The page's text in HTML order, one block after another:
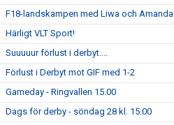
F18-landskampen med Liwa och Amanda
Härligt VLT Sport!
Suuuuur förlust i derbyt....
Förlust i Derbyt mot GIF med 1-2
Gameday - Ringvallen 15.00
Dags för derby - söndag 28 kl. 15.00